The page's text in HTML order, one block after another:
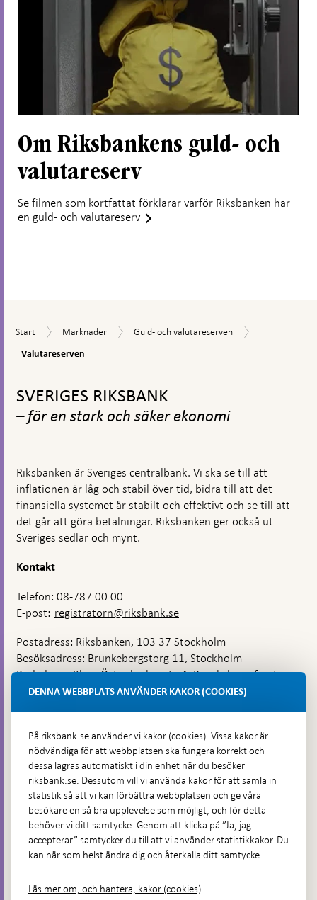
Om Riksbankens guld- och
valutareserv
Se filmen som kortfattat förklarar varför Riksbanken har
en guld- och valutareserv
Start
Start Marknader
Marknader
Guld-
Guld- och valutareserven
Valutareserven
toppnavigation
SVERIGES RIKSBANK
– för en stark och säker ekonomi
Riksbanken är Sveriges centralbank. Vi ska se till att
inflationen är låg och stabil över tid, bidra till att det
finansiella systemet är stabilt och effektivt och se till att
det går att göra betalningar. Riksbanken ger också ut
Sveriges sedlar och mynt.
Kontakt
Telefon: 08-787 00 00
E-post: registratorn@riksbank.se
Postadress: Riksbanken, 103 37 Stockholm
Besöksadress: Brunkebergstorg 11, Stockholm
Budadress: Klara Östra kyrkogata 4, Brunkebergsfaret,
Lastplats 6
Hitta direkt
Frågor och svar-
Öppnas
i
ny
flik
Till Riksbankens webbarkiv-
Öppnas
i
ny
Presskontakt
Integritetspolicy
DENNA WEBBPLATS ANVÄNDER KAKOR (COOKIES)
På riksbank.se använder vi kakor (cookies). Vissa kakor är
nödvändiga för att webbplatsen ska fungera korrekt och
dessa lagras automatiskt i din enhet när du besöker
riksbank.se. Dessutom vill vi använda kakor för att samla in
statistik så att vi kan förbättra webbplatsen och ge våra
besökare en så bra upplevelse som möjligt, och för detta
behöver vi ditt samtycke. Genom att klicka på ”Ja, jag
accepterar” samtycker du till att vi använder statistikkakor. Du
kan när som helst ändra dig och återkalla ditt samtycke.
Läs mer om, och hantera, kakor (cookies)